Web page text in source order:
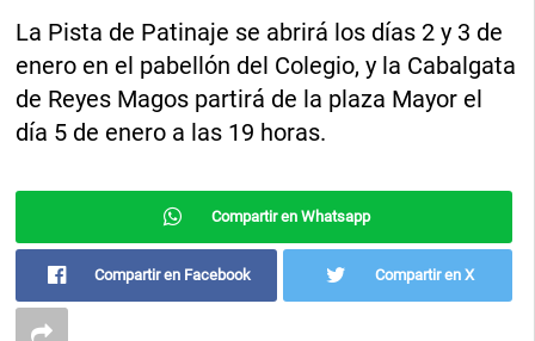
La Pista de Patinaje se abrirá los días 2 y 3 de
enero en el pabellón del Colegio, y la Cabalgata
de Reyes Magos partirá de la plaza Mayor el
día 5 de enero a las 19 horas.
Compartir en Whatsapp
Compartir en Facebook Compartir en X